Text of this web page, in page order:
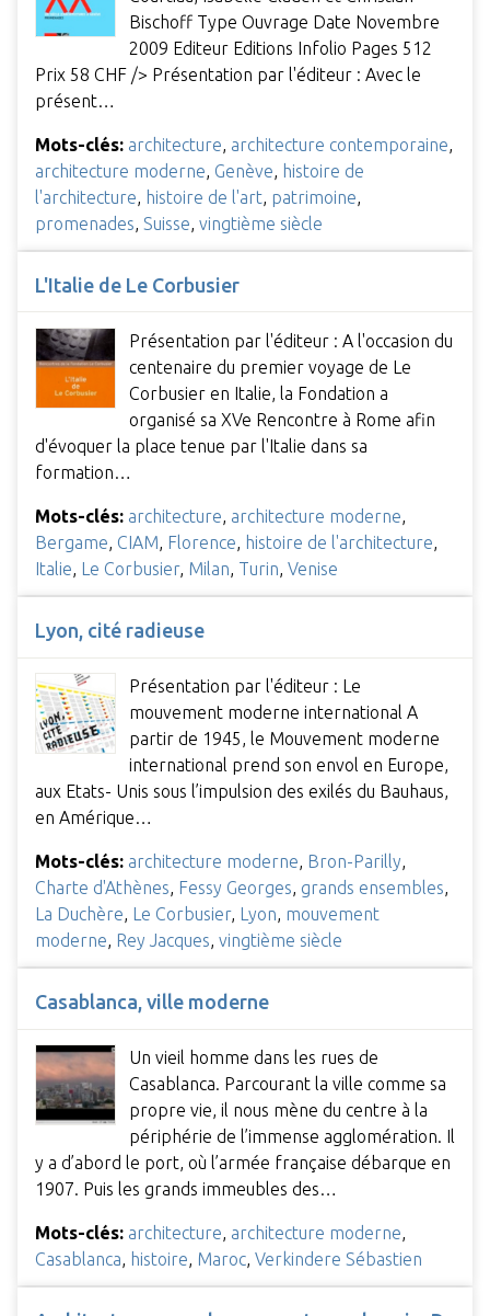
Bischoff Type Ouvrage Date Novembre
2009 Editeur Editions Infolio Pages 512
Prix 58 CHF /> Présentation par l'éditeur : Avec le
présent…
Mots-clés: architecture architecture contemporaine
architecture moderne Genève
histoire de
l'architecture
histoire de l'art patrimoine
promenades Suisse vingtième siècle
L'Italie de Le Corbusier
Présentation par l'éditeur : A l'occasion du
centenaire du premier voyage de Le
Corbusier en Italie, la Fondation a
organisé sa XVe Rencontre à Rome afin
d'évoquer la place tenue par l'Italie dans sa
formation…
Mots-clés: architecture, architecture moderne,
Bergame, CIAM, Florence, histoire de l'architecture,
Italie, Le Corbusier, Milan, Turin, Venise
Lyon, cité radieuse
Présentation par l'éditeur : Le
mouvement moderne international A
partir de 1945, le Mouvement moderne
international prend son envol en Europe,
aux Etats- Unis sous l’impulsion des exilés du Bauhaus,
en Amérique…
Mots-clés: architecture moderne, Bron-Parilly,
Charte d'Athènes, Fessy Georges, grands ensembles,
La Duchère, Le Corbusier, Lyon, mouvement
moderne, Rey Jacques, vingtième siècle
Casablanca, ville moderne
Un vieil homme dans les rues de
Casablanca. Parcourant la ville comme sa
propre vie, il nous mène du centre à la
périphérie de l’immense agglomération. Il
y a d’abord le port, où l’armée française débarque en
1907. Puis les grands immeubles des…
Mots-clés: architecture, architecture moderne,
Casablanca, histoire, Maroc, Verkindere Sébastien